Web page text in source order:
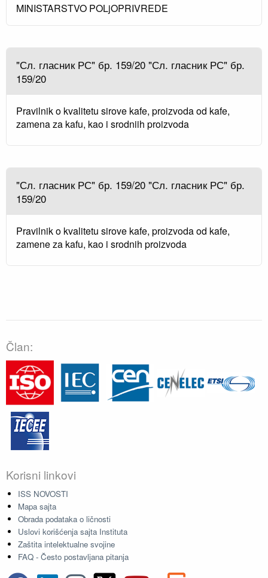
MINISTARSTVO POLjOPRIVREDE
"Сл. гласник РС" бр. 159/20 "Сл. гласник РС" бр.
159/20
Pravilnik o kvalitetu sirove kafe, proizvoda od kafe,
zamena za kafu, kao i srodniih proizvoda
"Сл. гласник РС" бр. 159/20 "Сл. гласник РС" бр.
159/20
Pravilnik o kvalitetu sirove kafe, proizvoda od kafe,
zamene za kafu, kao i srodnih proizvoda
Član:
Korisni linkovi
ISS NOVOSTI
Mapa sajta
Obrada podataka o ličnosti
Uslovi korišćenja sajta Instituta
Zaštita intelektualne svojine
FAQ - Često postavljana pitanja